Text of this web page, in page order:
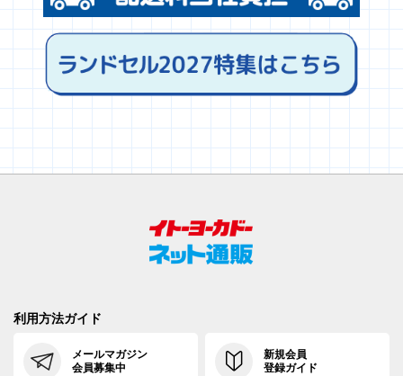
利用方法ガイド
メールマガジン
会員募集中
新規会員
登録ガイド